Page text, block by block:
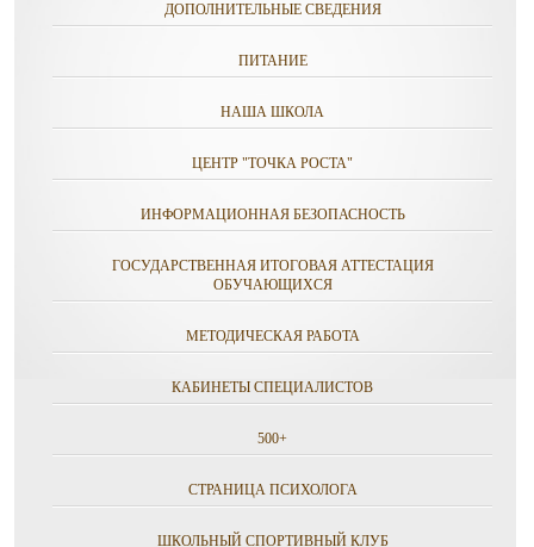
ДОПОЛНИТЕЛЬНЫЕ СВЕДЕНИЯ
ПИТАНИЕ
НАША ШКОЛА
ЦЕНТР "ТОЧКА РОСТА"
ИНФОРМАЦИОННАЯ БЕЗОПАСНОСТЬ
ГОСУДАРСТВЕННАЯ ИТОГОВАЯ АТТЕСТАЦИЯ
ОБУЧАЮЩИХСЯ
МЕТОДИЧЕСКАЯ РАБОТА
КАБИНЕТЫ СПЕЦИАЛИСТОВ
500+
СТРАНИЦА ПСИХОЛОГА
ШКОЛЬНЫЙ СПОРТИВНЫЙ КЛУБ